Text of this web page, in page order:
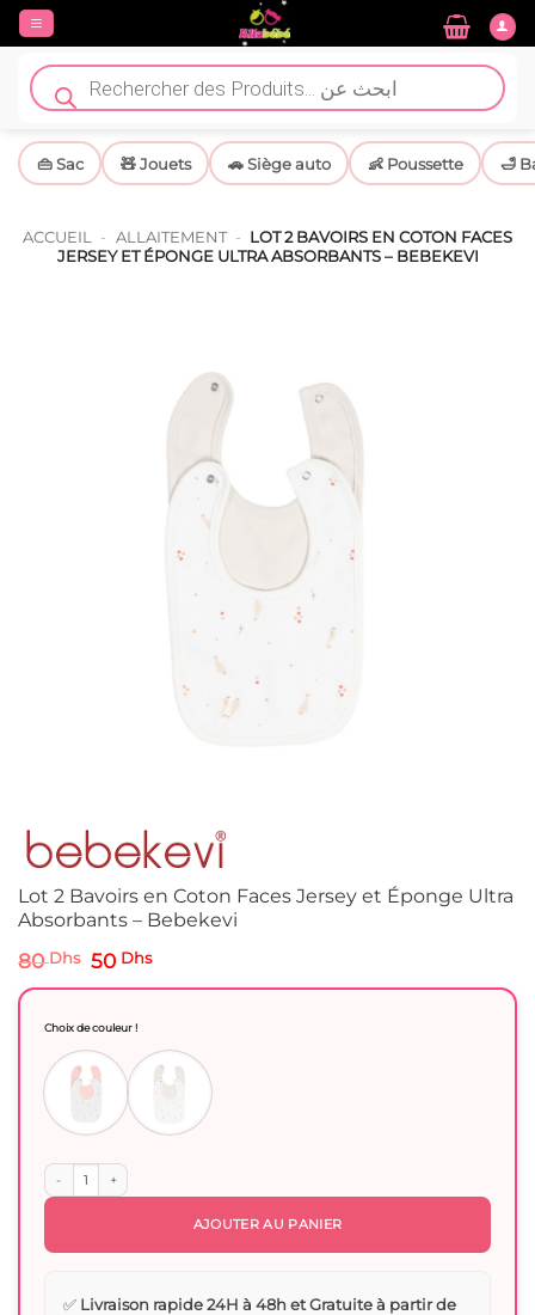
Passer
contenu
Recherche
de
produits
👜 Sac 🧸 Jouets 🚗 Siège auto 👶 Poussette 🛁
ACCUEIL - ALLAITEMENT - LOT 2 BAVOIRS EN COTON FACES
JERSEY ET ÉPONGE ULTRA ABSORBANTS – BEBEKEVI
Lot 2 Bavoirs en Coton Faces Jersey et Éponge Ultra
Absorbants – Bebekevi
80Dhs Le
était :
80 Dhs.
50 DhsLe
Choix de couleur !
quantité de Lot 2 Bavoirs en Coton Faces Jersey et Éponge Ultra Absorbants -
AJOUTER AU PANIER
✅ Livraison rapide 24H à 48h et Gratuite à partir de